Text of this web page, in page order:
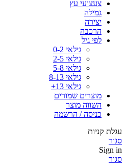
צעצועי עץ
גמילה
יצירה
הרכבה
לפי גיל
גילאי 0-2
גילאי 2-5
גילאי 5-8
גילאי 8-13
גילאי 13+
מוצרים שמורים
השווה מוצר
כניסה / הרשמה
עגלת קניות
סגור
Sign in
סגור